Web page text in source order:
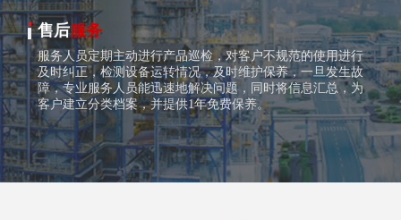
售后服务
服务人员定期主动进行产品巡检，对客户不规范的使用进行
及时纠正，检测设备运转情况，及时维护保养，一旦发生故
障，专业服务人员能迅速地解决问题，同时将信息汇总，为
客户建立分类档案，并提供1年免费保养。